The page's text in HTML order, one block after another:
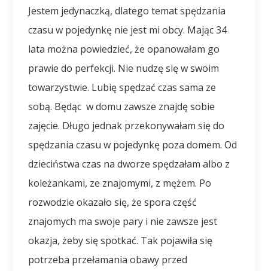
Jestem jedynaczką, dlatego temat spędzania
czasu w pojedynkę nie jest mi obcy. Mając 34
lata można powiedzieć, że opanowałam go
prawie do perfekcji. Nie nudzę się w swoim
towarzystwie. Lubię spędzać czas sama ze
sobą. Będąc w domu zawsze znajdę sobie
zajęcie. Długo jednak przekonywałam się do
spędzania czasu w pojedynkę poza domem. Od
dzieciństwa czas na dworze spędzałam albo z
koleżankami, ze znajomymi, z mężem. Po
rozwodzie okazało się, że spora część
znajomych ma swoje pary i nie zawsze jest
okazja, żeby się spotkać. Tak pojawiła się
potrzeba przełamania obawy przed